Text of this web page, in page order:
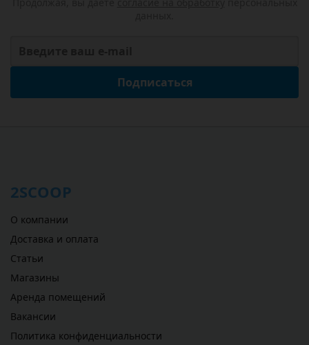
Подписаться
2SCOOP
О компании
Доставка и оплата
Статьи
Магазины
Аренда помещений
Вакансии
Политика конфиденциальности